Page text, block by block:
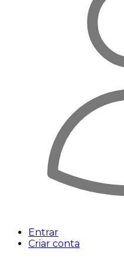
Entrar
Criar conta